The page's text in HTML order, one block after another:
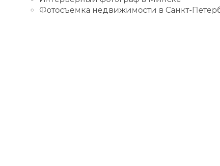
Фотосъемка недвижимости в Санкт-